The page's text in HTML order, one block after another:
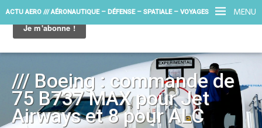
MENU
ACTU AERO /// AÉRONAUTIQUE – DÉFENSE – SPATIALE – VOYAGES
/// Boeing : commande de
75 B737 MAX pour Jet
Airways et 8 pour ALC